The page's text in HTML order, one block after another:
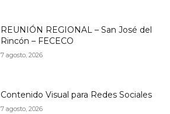
REUNIÓN REGIONAL – San José del
Rincón – FECECO
7 agosto, 2026
Contenido Visual para Redes Sociales
7 agosto, 2026